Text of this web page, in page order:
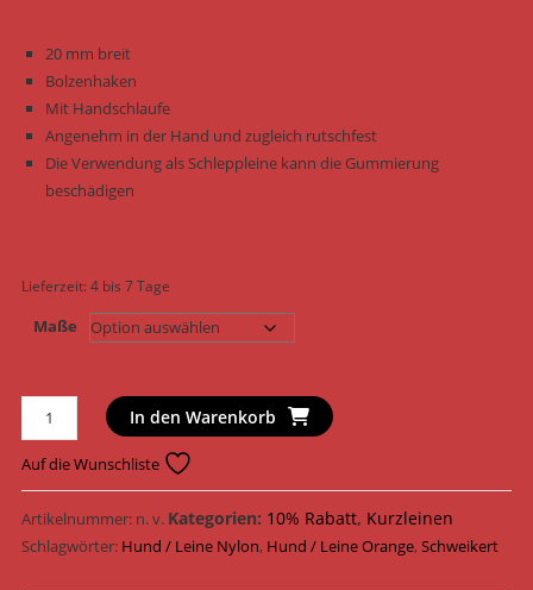
20 mm breit
Bolzenhaken
Mit Handschlaufe
Angenehm in der Hand und zugleich rutschfest
Die Verwendung als Schleppleine kann die Gummierung
beschädigen
Lieferzeit:4 bis 7 Tage
Maße
Schweikert
Hundeleine
gummierte
Leine
mit
Handschlaufe
In den Warenkorb
Auf die Wunschliste
Artikelnummer: n. v. Kategorien: 10% Rabatt, Kurzleinen
Schlagwörter: Hund / Leine Nylon, Hund / Leine Orange,Schweikert